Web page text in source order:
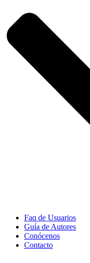
Faq de Usuarios
Guía de Autores
Conócenos
Contacto